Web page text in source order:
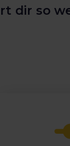
dir so